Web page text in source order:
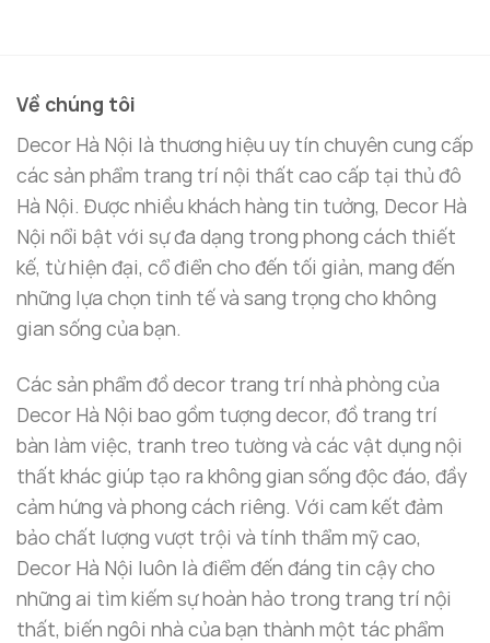
Điện Thoại Quay Số Tròn
Những mẫu điện thoại với bàn xoay cổ điển và dây
cáp xoắn gợi nhớ đến thập niên 70-80, thường phù
hợp cho phòng ngủ hoặc bàn làm việc, tạo điểm
nhấn tinh tế và hoài cổ.
Về chúng tôi
Decor Hà Nội là thương hiệu uy tín chuyên cung cấp
các sản phẩm trang trí nội thất cao cấp tại thủ đô
Hà Nội. Được nhiều khách hàng tin tưởng, Decor Hà
Nội nổi bật với sự đa dạng trong phong cách thiết
kế, từ hiện đại, cổ điển cho đến tối giản, mang đến
những lựa chọn tinh tế và sang trọng cho không
gian sống của bạn.
Các sản phẩm đồ decor trang trí nhà phòng của
Decor Hà Nội bao gồm tượng decor, đồ trang trí
bàn làm việc, tranh treo tường và các vật dụng nội
thất khác giúp tạo ra không gian sống độc đáo, đầy
cảm hứng và phong cách riêng. Với cam kết đảm
bảo chất lượng vượt trội và tính thẩm mỹ cao,
Decor Hà Nội luôn là điểm đến đáng tin cậy cho
những ai tìm kiếm sự hoàn hảo trong trang trí nội
thất, biến ngôi nhà của bạn thành một tác phẩm